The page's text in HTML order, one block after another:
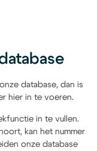
database, dan is
hier in te voeren.
in te vullen.
kan het nummer
onze database